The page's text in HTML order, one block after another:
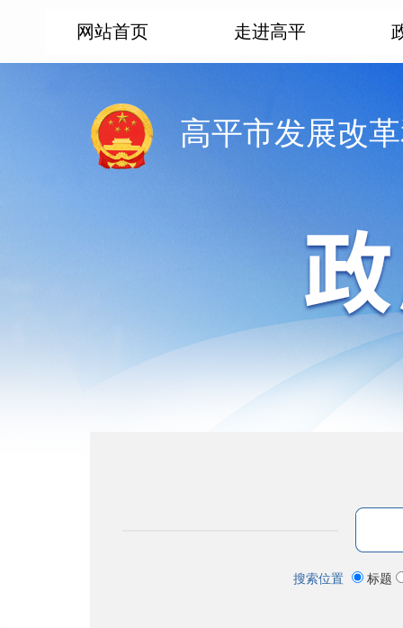
网站首页 走进高平
高平市发展改
搜索位置 标题